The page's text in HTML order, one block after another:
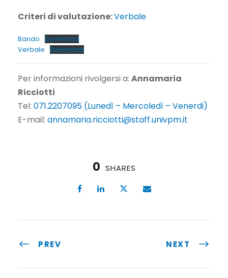
Criteri di valutazione:Verbale
Bando
Download
Verbale
Download
Per informazioni rivolgersi a: Annamaria
Ricciotti
Tel: 071.2207095 (Lunedì – Mercoledì – Venerdi)
E-mail: annamaria.ricciotti@staff.univpm.it
0 SHARES
PREV NEXT